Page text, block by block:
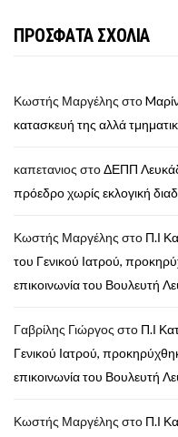
ΠΡΟΣΦΑΤΑ ΣΧΟΛΙΑ
Κωστής Μαργέλης στο
κατασκευή της αλλά
καπετανιος στοΔΕΠΠ
πρόεδρο χωρίς εκλογική
Κωστής Μαργέλης στο Π.Ι
του Γενικού Ιατρού,
επικοινωνία του Βουλευτή
Γαβρίλης Γιώργος στο Π.Ι
Γενικού Ιατρού,
επικοινωνία του Βουλευτή
Κωστής Μαργέλης στο Π.Ι